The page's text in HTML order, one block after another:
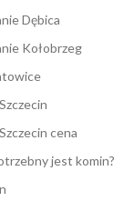
Dębica
Kołobrzeg
cena
jest komin?